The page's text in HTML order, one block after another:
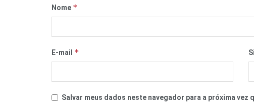
Nome *
E-mail *
Salvar meus dados neste navegador para a próxima vez